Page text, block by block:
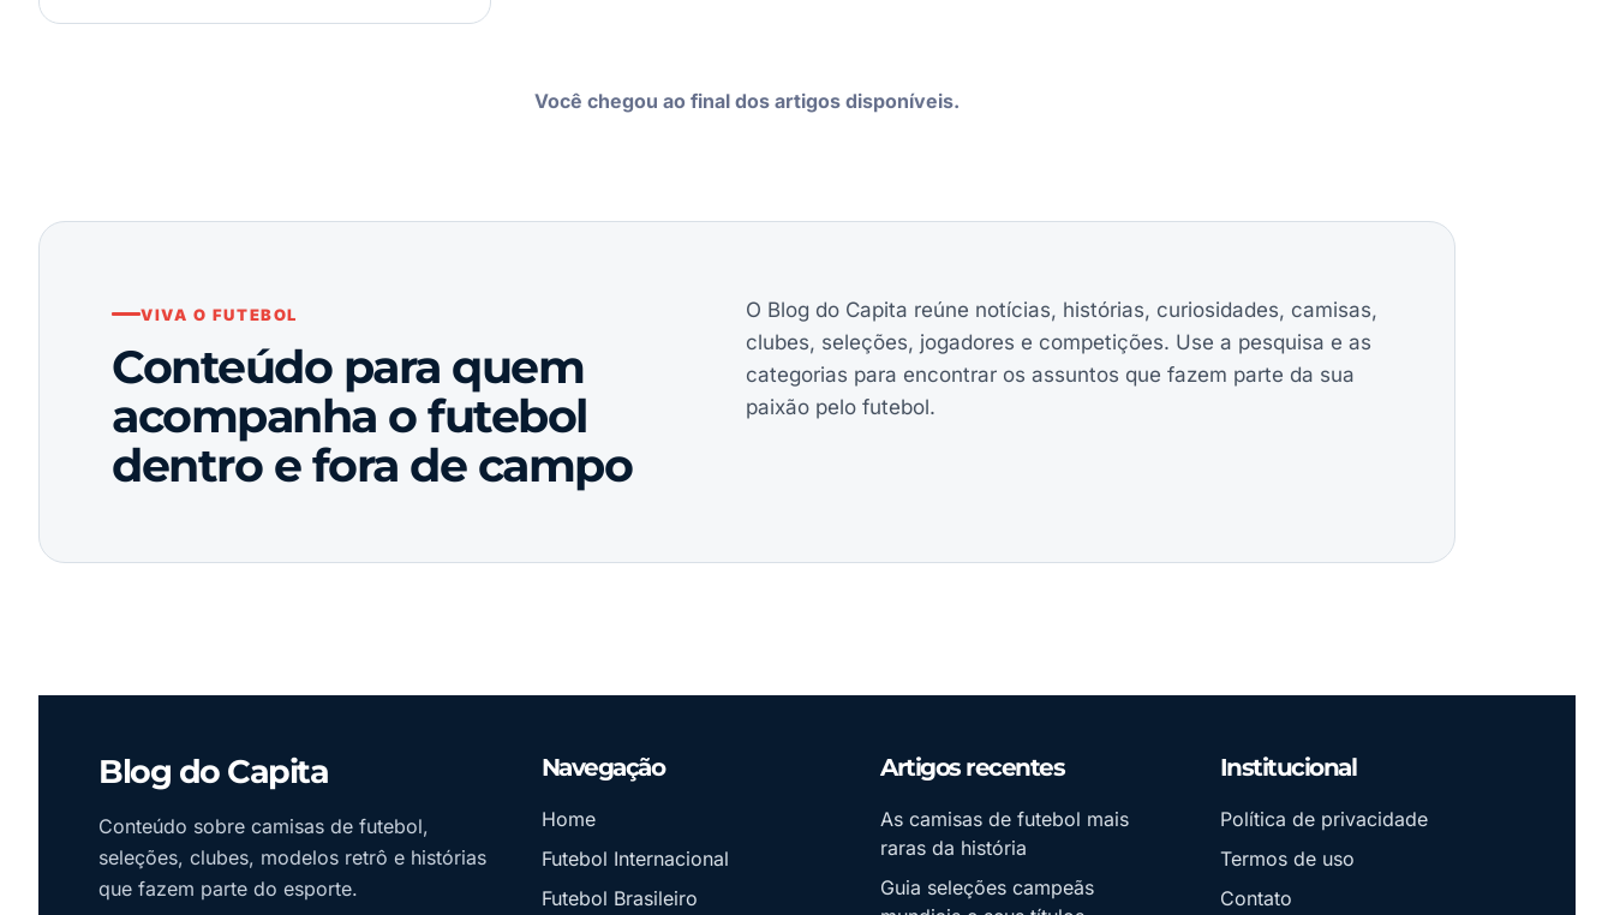
Você chegou ao final dos artigos disponíveis.
VIVA O FUTEBOL
Conteúdo para quem
acompanha o futebol
dentro e fora de campo
O Blog do Capita reúne notícias, histórias, curiosidades, camisas,
clubes, seleções, jogadores e competições. Use a pesquisa e as
categorias para encontrar os assuntos que fazem parte da sua
paixão pelo futebol.
Blog do Capita
Conteúdo sobre camisas de futebol,
seleções, clubes, modelos retrô e histórias
que fazem parte do esporte.
Navegação
Home
Futebol Internacional
Futebol Brasileiro
Artigos recentes
As camisas de futebol mais
raras da história
Guia seleções campeãs
Institucional
Política de privacidade
Termos de uso
Contato